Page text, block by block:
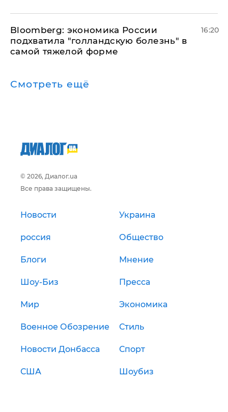
Bloomberg: экономика России
подхватила "голландскую болезнь" в
самой тяжелой форме
16:20
Смотреть ещё
© 2026, Диалог.ua
Все права защищены.
Новости Украина
россия Общество
Блоги Мнение
Шоу-Биз Пресса
Мир Экономика
Военное Обозрение Стиль
Новости Донбасса Спорт
США Шоубиз